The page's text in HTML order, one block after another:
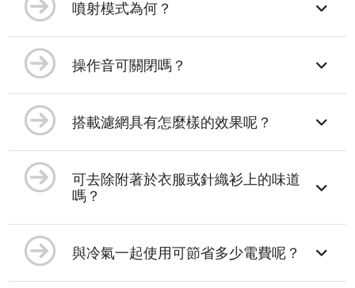
噴射模式為何？
操作音可關閉嗎？
搭載濾網具有怎麼樣的效果呢？
可去除附著於衣服或針織衫上的味道
嗎？
與冷氣一起使用可節省多少電費呢？